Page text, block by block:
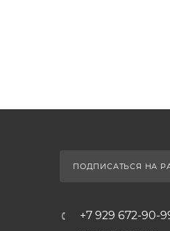
ПОДПИСАТЬСЯ НА
+7 929 672-90-